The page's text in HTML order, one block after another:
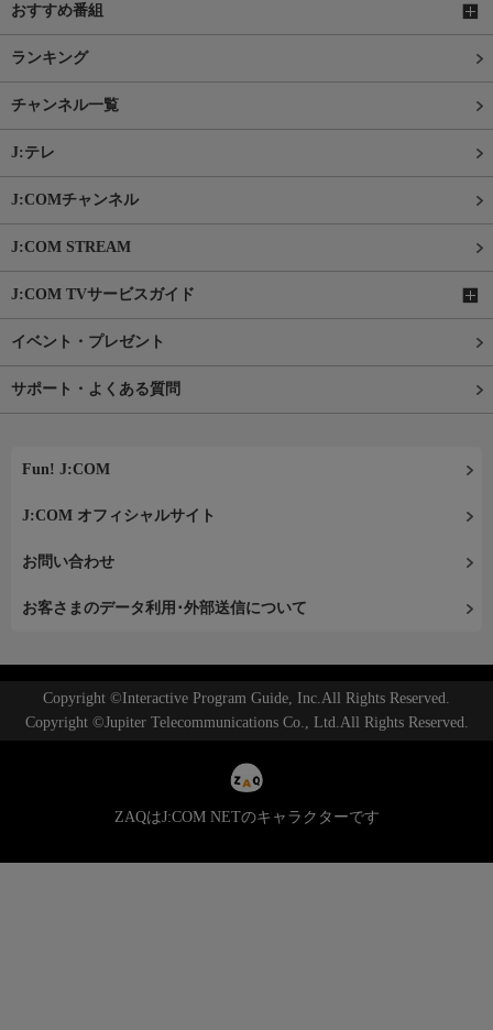
おすすめ番組
ランキング
チャンネル一覧
J:テレ
J:COMチャンネル
J:COM STREAM
J:COM TVサービスガイド
イベント・プレゼント
サポート・よくある質問
Fun! J:COM
J:COM オフィシャルサイト
お問い合わせ
お客さまのデータ利用･外部送信について
Copyright ©Interactive Program Guide, Inc.All Rights Reserved.
Copyright ©Jupiter Telecommunications Co., Ltd.All Rights Reserved.
ZAQはJ:COM NETのキャラクターです